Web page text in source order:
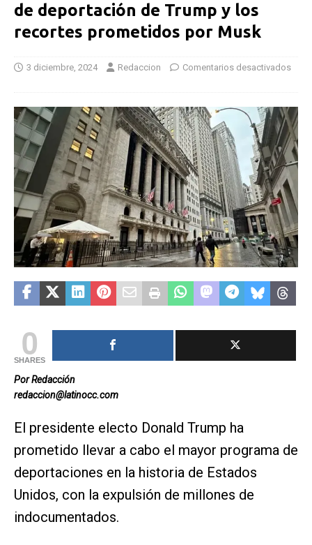
de deportación de Trump y los
recortes prometidos por Musk
3 diciembre, 2024 Redaccion Comentarios desactivados
0
SHARES
Por Redacción
redaccion@latinocc.com
El presidente electo Donald Trump ha
prometido llevar a cabo el mayor programa de
deportaciones en la historia de Estados
Unidos, con la expulsión de millones de
indocumentados.